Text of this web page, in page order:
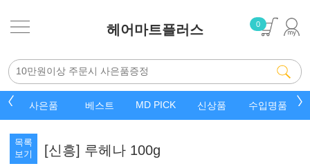
헤어마트플러스 0
사은품 베스트 MD PICK 신상품 수입명품
목록
보기
[신흥] 루헤나 100g